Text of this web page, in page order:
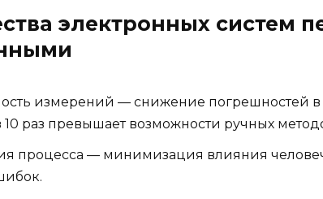
электронных систем
измерений — снижение погрешностей в
10 раз превышает возможности ручных
процесса — минимизация влияния